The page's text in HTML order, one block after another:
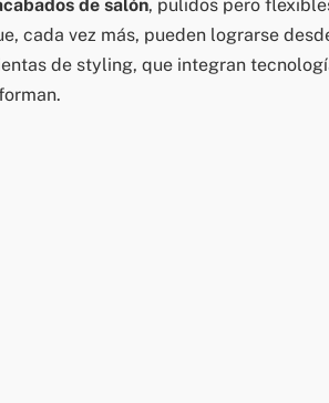
de salón, pulidos pero
cada vez más, pueden lograrse
de styling, que integran